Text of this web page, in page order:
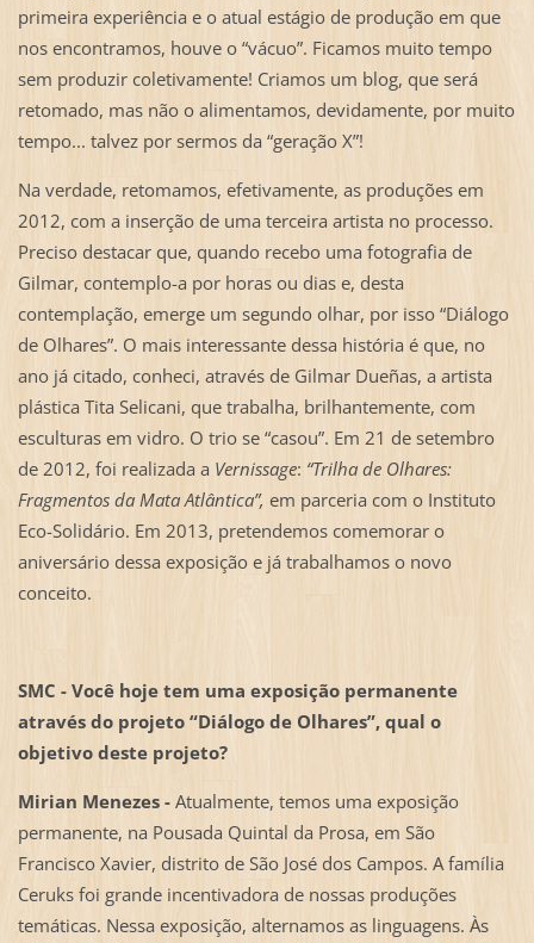
primeira experiência e o atual estágio de produção em que
nos encontramos, houve o “vácuo”. Ficamos muito tempo
sem produzir coletivamente! Criamos um blog, que será
retomado, mas não o alimentamos, devidamente, por muito
tempo... talvez por sermos da “geração X”!
Na verdade, retomamos, efetivamente, as produções em
2012, com a inserção de uma terceira artista no processo.
Preciso destacar que, quando recebo uma fotografia de
Gilmar, contemplo-a por horas ou dias e, desta
contemplação, emerge um segundo olhar, por isso “Diálogo
de Olhares”. O mais interessante dessa história é que, no
ano já citado, conheci, através de Gilmar Dueñas, a artista
plástica Tita Selicani, que trabalha, brilhantemente, com
esculturas em vidro. O trio se “casou”. Em 21 de setembro
de 2012, foi realizada a Vernissage: “Trilha de Olhares:
Fragmentos da Mata Atlântica”, em parceria com o Instituto
Eco-Solidário. Em 2013, pretendemos comemorar o
aniversário dessa exposição e já trabalhamos o novo
conceito.
SMC - Você hoje tem uma exposição permanente
através do projeto “Diálogo de Olhares”, qual o
objetivo deste projeto?
Mirian Menezes -Atualmente, temos uma exposição
permanente, na Pousada Quintal da Prosa, em São
Francisco Xavier, distrito de São José dos Campos. A família
Ceruks foi grande incentivadora de nossas produções
temáticas. Nessa exposição, alternamos as linguagens. Às